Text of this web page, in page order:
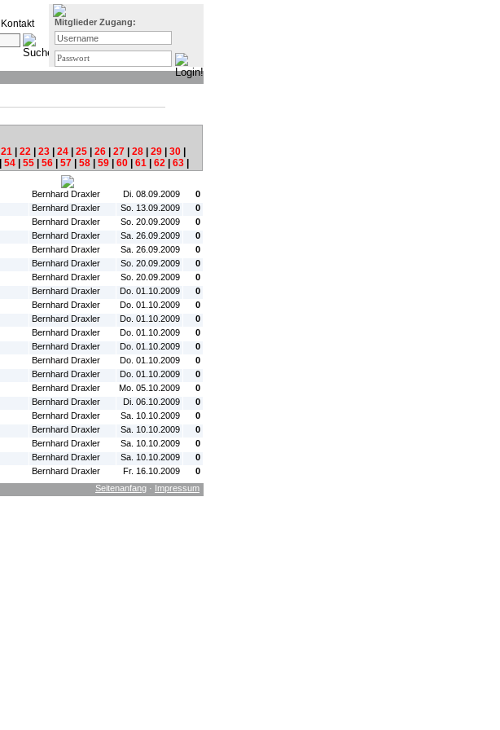
Kontakt Mitglieder Zugang:
21 22 23 24 25 26 27 28 29 30
54 55 56 57 58 59 60 61 62 63
Bernhard Draxler Di. 08.09.2009
0
Bernhard Draxler So. 13.09.2009
0
Bernhard Draxler So. 20.09.2009
0
Bernhard Draxler Sa. 26.09.2009
0
Bernhard Draxler Sa. 26.09.2009
0
Bernhard Draxler So. 20.09.2009
0
Bernhard Draxler So. 20.09.2009
0
Bernhard Draxler Do. 01.10.2009
0
Bernhard Draxler Do. 01.10.2009
0
Bernhard Draxler Do. 01.10.2009
0
Bernhard Draxler Do. 01.10.2009
0
Bernhard Draxler Do. 01.10.2009
0
Bernhard Draxler Do. 01.10.2009
0
Bernhard Draxler Do. 01.10.2009
0
Bernhard Draxler Mo. 05.10.2009
0
Bernhard Draxler Di. 06.10.2009
0
Bernhard Draxler Sa. 10.10.2009
0
Bernhard Draxler Sa. 10.10.2009
0
Bernhard Draxler Sa. 10.10.2009
0
Bernhard Draxler Sa. 10.10.2009
0
Bernhard Draxler Fr. 16.10.2009
0
Seitenanfang · Impressum